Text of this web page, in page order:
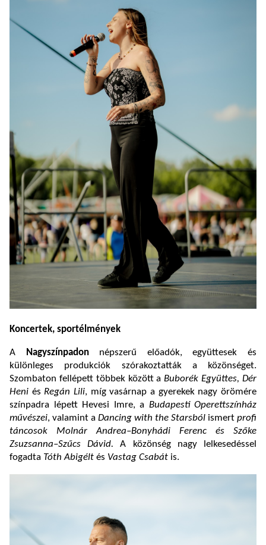
Koncertek, sportélmények
A Nagyszínpadonnépszerű előadók, együttesek és
különleges produkciók szórakoztatták a közönséget.
Szombaton fellépett többek között aBuborék Együttes, Dér
Heni és Regán Lili, míg vasárnap a gyerekek nagy örömére
színpadra lépett Hevesi Imre, a Budapesti Operettszínház
művészei, valamint a Dancing with the Starsból ismert profi
táncosok Molnár Andrea–Bonyhádi Ferenc és Szőke
Zsuzsanna–Szűcs Dávid.A közönség nagy lelkesedéssel
fogadta Tóth Abigélt és Vastag Csabát is.